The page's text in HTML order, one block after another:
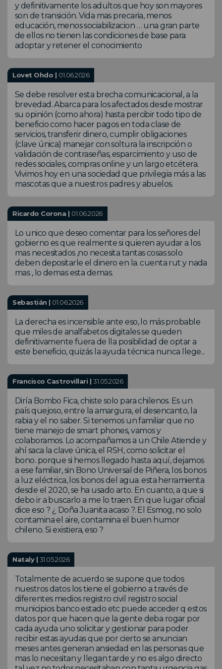
y definitivamente los adultos que hoy son mayores
son de transición. Vida mas precaria, menos
educación, menos sociabilizacion … una gran parte
de ellos no tienen las condiciones de base para
adoptar y retener el conocimiento
Lovet Ohdo | 01.06.2026
Se debe resolver esta brecha comunicacional, a la
brevedad. Abarca para los afectados desde mostrar
su opinión (como ahora) hasta percibir todo tipo de
beneficio como hacer pagos en toda clase de
servicios, transferir dinero, cumplir obligaciones
(clave única) manejar con soltura la inscripción o
validación de contraseñas, esparcimiento y uso de
redes sociales, compras online y un largo etcétera.
Vivimos hoy en una sociedad que privilegia más a las
mascotas que a nuestros padres y abuelos.
Ricardo Corona | 01.06.2026
Lo unico que deseo comentar para los señores del
gobierno es que realmente si quieren ayudar a los
mas necesitados ,no necesita tantas cosas solo
deben depositarle el dinero en la. cuenta rut y nada
mas , lo demas esta demas.
Sebastián | 01.06.2026
La derecha es incensible ante eso, lo más probable
que miles de analfabetos digitales se queden
definitivamente fuera de lla posibilidad de optar a
este beneficio, quizás la ayuda técnica nunca llege...
Francisco Castrovillari |31.05.2026
Diría Bombo Fica, chiste solo para chilenos. Es un
país quejoso, entre la amargura, el desencanto, la
rabia y el no saber. Si tenemos un familiar que no
tiene manejo de smart phones, vamos y
colaboramos. Lo acompañamos a un Chile Atiende y
ahí saca la clave única, el RSH, como solicitar el
bono. porque si hemos llegado hasta aquí, dejamos
a ese familiar, sin Bono Universal de Piñera, los bonos
a luz eléctrica, los bonos del agua. esta herramienta
desde el 2020, se ha usado arto. En cuanto, a que si
debo ir a buscarlo a me lo traen. En que lugar oficial
dice eso ? ¿ Doña Juanita acaso ?. El Esmog, no solo
contamina el aire, contamina el buen humor
chileno. Si existiera, eso ?
Nataly | 31.05.2026
Totalmente de acuerdo se supone que todos
nuestros datos los tiene el gobierno a través de
diferentes medios registro civil registro social
municipios banco estado etc puede acceder q estos
datos por que hacen que la gente deba rogar por
cada ayuda uno solicitar y gestionar para poder
recibir estas ayudas que por cierto se anuncian
meses antes generan ansiedad en las personas que
mas lo necesitan y llegan tarde y no es algo directo